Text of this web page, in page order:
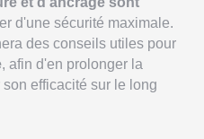
d'une sécurité maximale.
des conseils utiles pour
, afin d'en prolonger la
efficacité sur le long